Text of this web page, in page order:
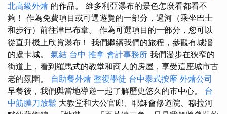
北高級外燴 的作品。 維多利亞瀑布的景色怎麼看都看不
夠！ 作為免費項目或可選遊覽的一部分，過河（乘坐巴士
和步行）前往津巴布韋。 作為可選項目的一部分，您可以
從直升機上欣賞瀑布！ 我們繼續我們的旅程，參觀有城牆
的盧卡城。 氣結 台中 推拿 會計事務所 我們漫步在狹窄的
街道上，看到羅馬式的教堂和商人的房屋，享受這座城市古
老的氛圍。 自助餐外燴 整復學徒 台中泰式按摩 外燴公司
早餐後，我們與當地導遊一起了解歷史悠久的市中心。 台
中筋膜刀放鬆 大教堂和大公官邸、耶穌會修道院、穆拉河